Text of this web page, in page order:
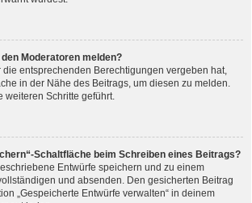
Moderatoren melden?
die entsprechenden Berechtigungen vergeben hat,
in der Nähe des Beitrags, um diesen zu melden.
weiteren Schritte geführt.
Schaltfläche beim Schreiben eines Beitrags?
Entwürfe speichern und zu einem
und absenden. Den gesicherten Beitrag
„Gespeicherte Entwürfe verwalten“ in deinem